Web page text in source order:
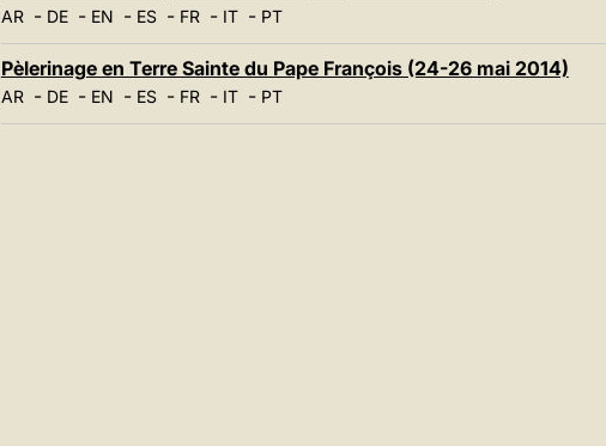
AR- DE- EN - ES- FR- IT- PT
Pèlerinage en Terre Sainte du Pape François (24-26 mai 2014)
AR- DE- EN - ES- FR- IT- PT